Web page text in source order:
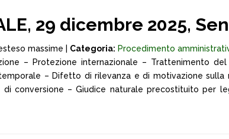
29 dicembre 2025,
massime | Categoria: Procedimento
– Protezione internazionale – Trattenimento
– Difetto di rilevanza e di motivazione
di conversione – Giudice naturale precostituito per